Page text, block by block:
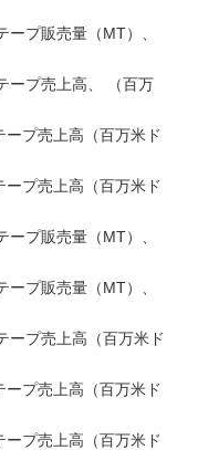
プ販売量（MT）、
ープ売上高、 （百万
プ売上高（百万米ド
プ売上高（百万米ド
プ販売量（MT）、
プ販売量（MT）、
ープ売上高（百万米ド
プ売上高（百万米ド
プ売上高（百万米ド